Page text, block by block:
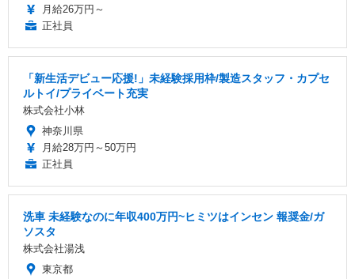
月給26万円～
正社員
「新生活デビュー応援!」未経験採用枠/製造スタッフ・カプセ
ルトイ/プライベート充実
株式会社小林
神奈川県
月給28万円～50万円
正社員
洗車 未経験なのに年収400万円~ヒミツはインセン 報奨金/ガ
ソスタ
株式会社湯浅
東京都